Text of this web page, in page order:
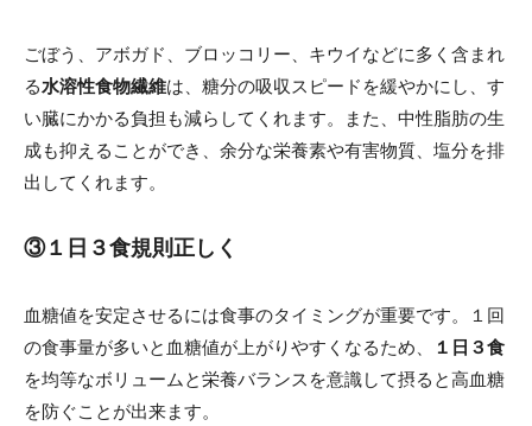
ごぼう、アボガド、ブロッコリー、キウイなどに多く含まれ
る水溶性食物繊維は、糖分の吸収スピードを緩やかにし、す
い臓にかかる負担も減らしてくれます。また、中性脂肪の生
成も抑えることができ、余分な栄養素や有害物質、塩分を排
出してくれます。
③１日３食規則正しく
血糖値を安定させるには食事のタイミングが重要です。１回
の食事量が多いと血糖値が上がりやすくなるため、
１日３食
を均等なボリュームと栄養バランスを意識して摂ると高血糖
を防ぐことが出来ます。